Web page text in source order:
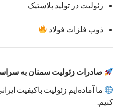
زئولیت در تولید پلاستیک
ذوب فلزات فولاد
صادرات زئولیت سمنان به
ما آماده‌ایم زئولیت باکیفیت
کنیم.